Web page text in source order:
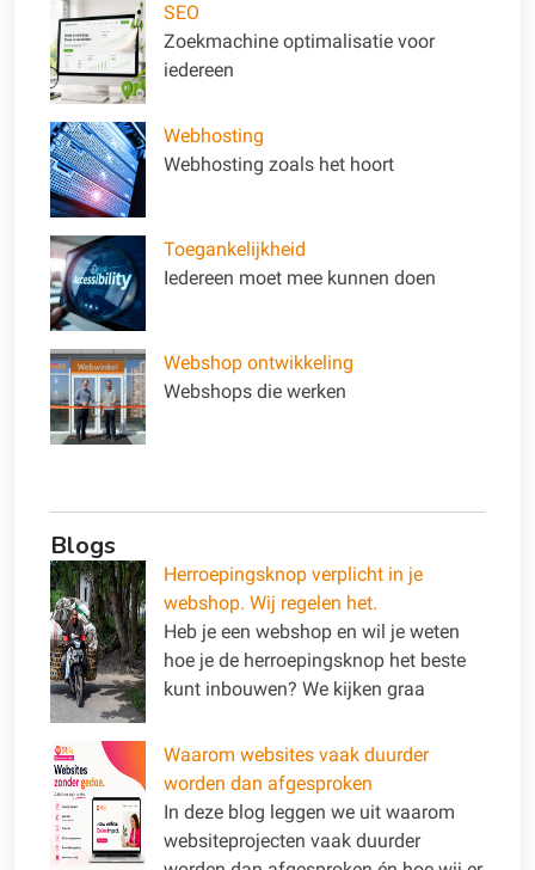
SEO
Zoekmachine optimalisatie voor
iedereen
Webhosting
Webhosting zoals het hoort
Toegankelijkheid
Iedereen moet mee kunnen doen
Webshop ontwikkeling
Webshops die werken
Blogs
Herroepingsknop verplicht in je
webshop. Wij regelen het.
Heb je een webshop en wil je weten
hoe je de herroepingsknop het beste
kunt inbouwen? We kijken graa
Waarom websites vaak duurder
worden dan afgesproken
In deze blog leggen we uit waarom
websiteprojecten vaak duurder